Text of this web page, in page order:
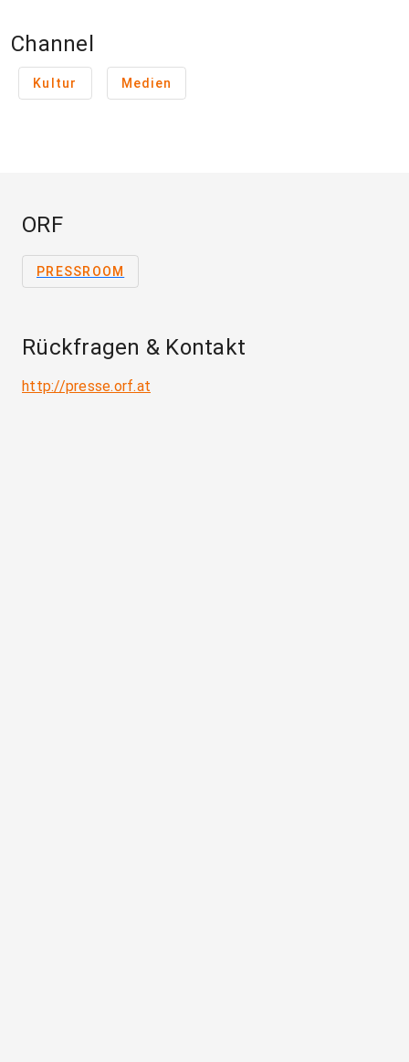
Channel
Kultur Medien
ORF
PRESSROOM
Rückfragen & Kontakt
http://presse.orf.at